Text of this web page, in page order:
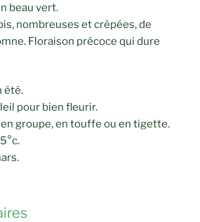
beau vert.
nombreuses et crêpées, de
Floraison précoce qui dure
été.
pour bien fleurir.
groupe, en touffe ou en tigette.